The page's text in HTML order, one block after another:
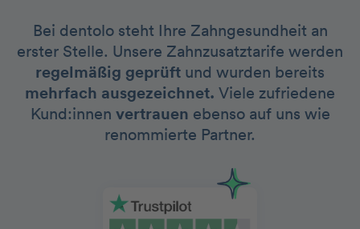
Bei dentolo steht Ihre Zahngesundheit an
erster Stelle. Unsere Zahnzusatztarife werden
regelmäßig geprüft und wurden bereits
mehrfach ausgezeichnet. Viele zufriedene
Kund:innen vertrauen ebenso auf uns wie
renommierte Partner.